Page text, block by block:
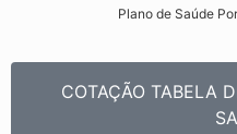
Plano de Saúde
COTAÇÃO TABELA